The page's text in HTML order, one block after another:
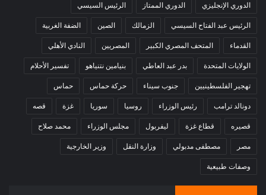
الدوري الإنجليزي الدوري الممتاز الرئيس السيسي
الرئيس عبد الفتاح السيسي الزمالك الصين الضفة الغربية
القدماء المتحف المصري الكبير المصريين النادي الأهلي
الولايات المتحدة بدر عبد العاطي بنيامين نتنياهو تفسير الأحلام
تهجير الفلسطينيين جنوب سيناء حركة حماس حماس
دونالد ترامب رئيس الوزراء روسيا سوريا غزة قصه
قصيره قطاع غزة ليفربول مجلس الوزراء محمد صلاح
مصر مصطفى مدبولي وزارة النقل وزير الخارجية
وصفات طبيعية